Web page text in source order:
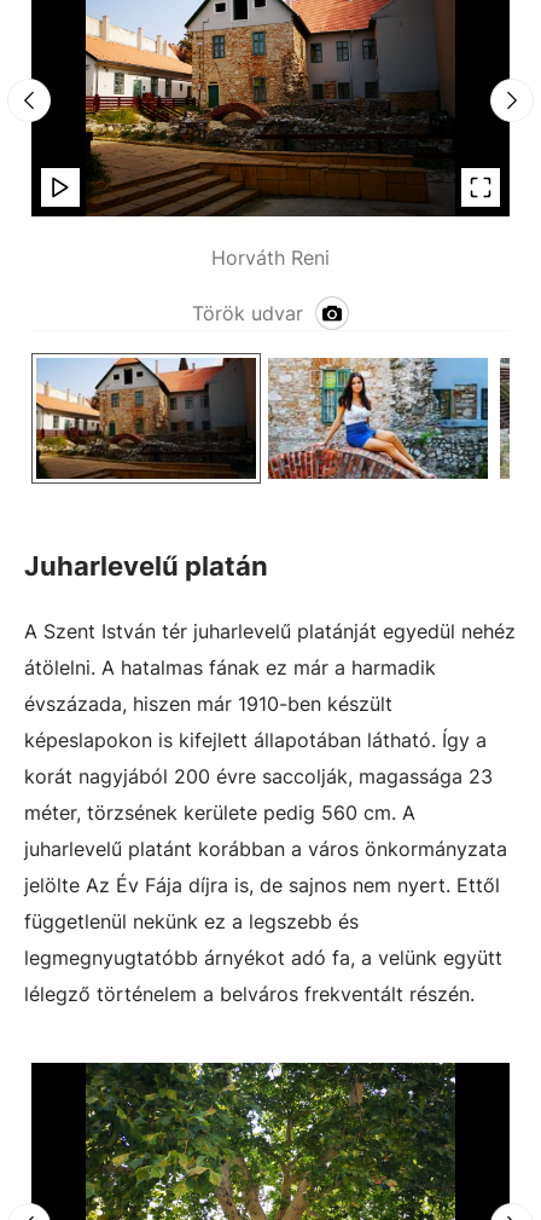
Horváth Reni
Török udvar
Juharlevelű platán
A Szent István tér juharlevelű platánját egyedül nehéz
átölelni. A hatalmas fának ez már a harmadik
évszázada, hiszen már 1910-ben készült
képeslapokon is kifejlett állapotában látható. Így a
korát nagyjából 200 évre saccolják, magassága 23
méter, törzsének kerülete pedig 560 cm. A
juharlevelű platánt korábban a város önkormányzata
jelölte Az Év Fája díjra is, de sajnos nem nyert. Ettől
függetlenül nekünk ez a legszebb és
legmegnyugtatóbb árnyékot adó fa, a velünk együtt
lélegző történelem a belváros frekventált részén.